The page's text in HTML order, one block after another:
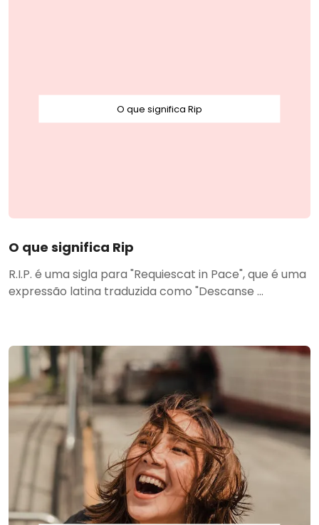
O que significa Rip
O que significa Rip
R.I.P. é uma sigla para "Requiescat in Pace", que é uma
expressão latina traduzida como "Descanse ...